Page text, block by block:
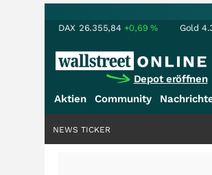
DAX 26.355,84 +0,69% Gold
Depot eröffnen
Aktien Community
NEWS TICKER